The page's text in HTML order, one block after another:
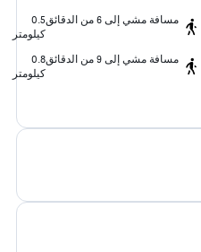
مسافة مشي إلى 6 من الدقائق
0.5
كيلومتر
مسافة مشي إلى 9 من الدقائق
0.8
كيلومتر